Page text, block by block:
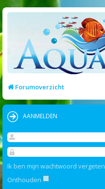
Forumoverzicht
AANMELDEN
Ik ben mijn wachtwoord vergeten
Onthouden